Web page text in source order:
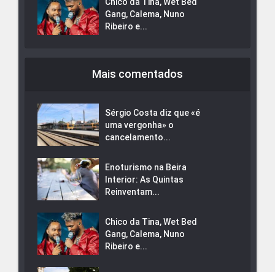
Gang, Calema, Nuno
Ribeiro e...
Mais comentados
Sérgio Costa diz que «é
uma vergonha» o
cancelamento...
Enoturismo na Beira
Interior: As Quintas
Reinventam...
Chico da Tina, Wet Bed
Gang, Calema, Nuno
Ribeiro e...